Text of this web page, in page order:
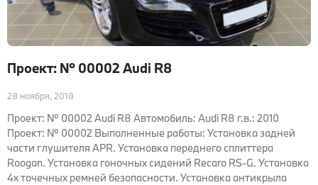
Проект: № 00002 Audi R8
28 ноября, 2018
Проект: № 00002 Audi R8 Автомобиль: Audi R8 г.в.: 2010
Проект: № 00002 Выполненные работы: Установка задней
части глушителя APR. Установка переднего сплиттера
Roogan. Установка гоночных сидений Recaro RS-G. Установка
4х точечных ремней безопасности. Установка антикрыла